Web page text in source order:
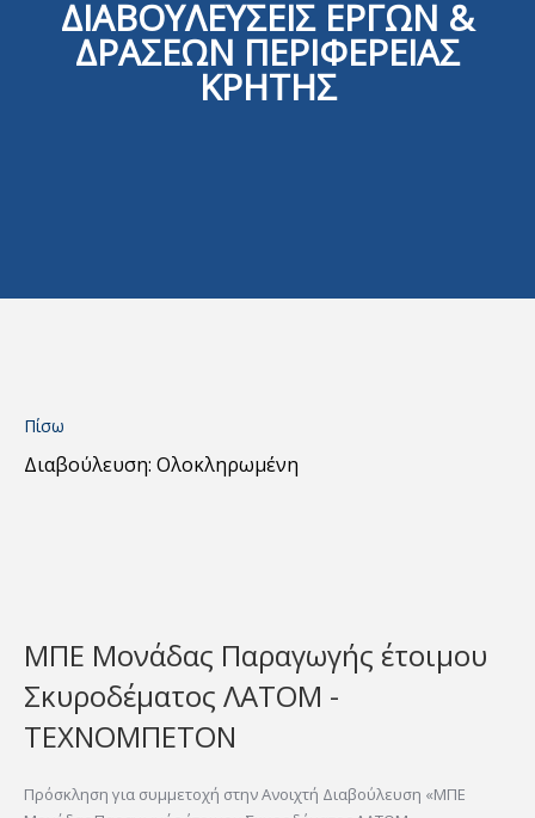
ΔΙΑΒΟΥΛΕΥΣΕΙΣ ΕΡΓΩΝ &
ΔΡΑΣΕΩΝ ΠΕΡΙΦΕΡΕΙΑΣ
ΚΡΗΤΗΣ
Πίσω
Διαβούλευση: Ολοκληρωμένη
ΜΠΕ Μονάδας Παραγωγής έτοιμου
Σκυροδέματος ΛΑΤΟΜ -
ΤΕΧΝΟΜΠΕΤΟΝ
Πρόσκληση για συμμετοχή στην Ανοιχτή Διαβούλευση «ΜΠΕ